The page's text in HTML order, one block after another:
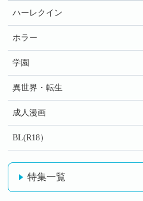
ハーレクイン
ホラー
学園
異世界・転生
成人漫画
BL(R18）
特集一覧